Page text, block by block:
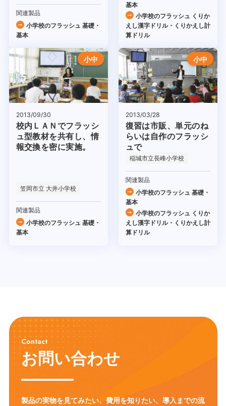
関連製品
小学校のフラッシュ 基礎・
基本
基本
小学校のフラッシュ くりか
えし漢字ドリル・くりかえし計
算ドリル
小中
2013/09/30
校内ＬＡＮでフラッシ
ュ型教材を共有し、情
報交換を密に実施。
笠岡市立 大井小学校
関連製品
小学校のフラッシュ 基礎・
基本
小中
2013/03/28
復習は市販、単元のね
らいは自作のフラッシ
ュで
稲城市立長峰小学校
関連製品
小学校のフラッシュ 基礎・
基本
小学校のフラッシュ くりか
えし漢字ドリル・くりかえし計
算ドリル
Contact
お問い合わせ
製品の実物を見てみたい、費用を知りたい、導入までの流